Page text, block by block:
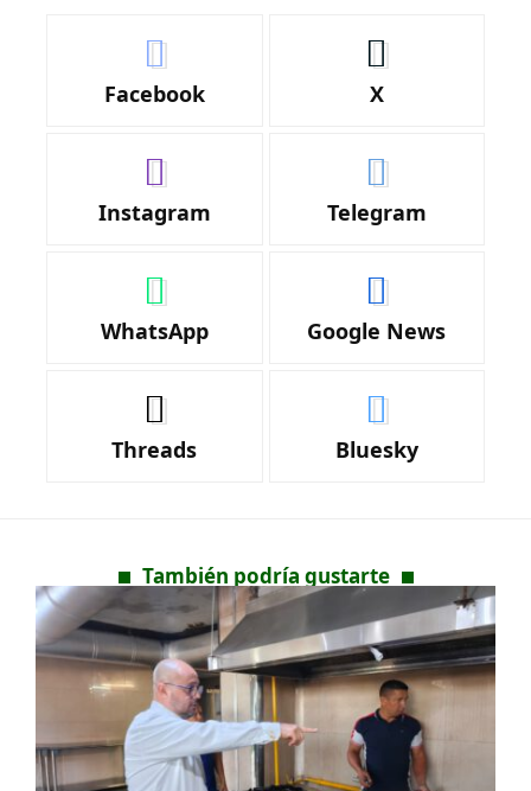
Facebook X
Instagram Telegram
WhatsApp Google News
Threads Bluesky
También podría gustarte